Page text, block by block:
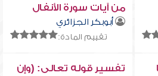
من آيات سورة الأنفال
أبوبكر الجزائري
تقييم المادة:
تفسير قوله تعالى: (وإن